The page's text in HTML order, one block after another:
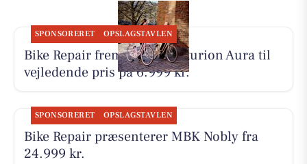
SPONSORERET OPSLAGSTAVLEN
Bike Repair fremhæver Centurion Aura til
vejledende pris på 6.999 kr.
SPONSORERET OPSLAGSTAVLEN
Bike Repair præsenterer MBK Nobly fra
24.999 kr.